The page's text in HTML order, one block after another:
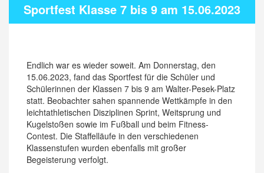
Sportfest Klasse 7 bis 9 am 15.06.2023
Endlich war es wieder soweit. Am Donnerstag, den
15.06.2023, fand das Sportfest für die Schüler und
Schülerinnen der Klassen 7 bis 9 am Walter-Pesek-Platz
statt. Beobachter sahen spannende Wettkämpfe in den
leichtathletischen Disziplinen Sprint, Weitsprung und
Kugelstoßen sowie im Fußball und beim Fitness-
Contest. Die Staffelläufe in den verschiedenen
Klassenstufen wurden ebenfalls mit großer
Begeisterung verfolgt.